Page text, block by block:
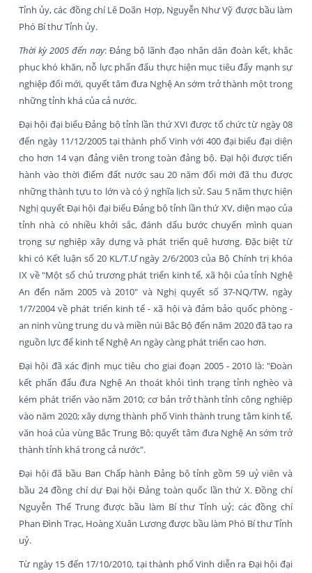
Tỉnh ủy, các đồng chí Lê Doãn Hợp, Nguyễn Như Vỹ được bầu làm
Phó Bí thư Tỉnh ủy.
Thời kỳ 2005 đến nay: Đảng bộ lãnh đạo nhân dân đoàn kết, khắc
phục khó khăn, nỗ lực phấn đấu thực hiện mục tiêu đẩy mạnh sự
nghiệp đổi mới, quyết tâm đưa Nghệ An sớm trở thành một trong
những tỉnh khá của cả nước.
Đại hội đại biểu Đảng bộ tỉnh lần thứ XVI được tổ chức từ ngày 08
đến ngày 11/12/2005 tại thành phố Vinh với 400 đại biểu đại diện
cho hơn 14 vạn đảng viên trong toàn đảng bộ. Đại hội được tiến
hành vào thời điểm đất nước sau 20 năm đổi mới đã thu được
những thành tựu to lớn và có ý nghĩa lịch sử. Sau 5 năm thực hiện
Nghị quyết Đại hội đại biểu Đảng bộ tỉnh lần thứ XV, diện mạo của
tỉnh nhà có nhiều khởi sắc, đánh dấu bước chuyển mình quan
trọng sự nghiệp xây dựng và phát triển quê hương. Đặc biệt từ
khi có Kết luận số 20 KL/T.Ư ngày 2/6/2003 của Bộ Chính trị khóa
IX về "Một số chủ trương phát triển kinh tế, xã hội của tỉnh Nghệ
An đến năm 2005 và 2010" và Nghị quyết số 37-NQ/TW, ngày
1/7/2004 về phát triển kinh tế - xã hội và đảm bảo quốc phòng -
an ninh vùng trung du và miền núi Bắc Bộ đến năm 2020 đã tạo ra
nguồn lực để kinh tế Nghệ An ngày càng phát triển cao hơn.
Đại hội đã xác định mục tiêu cho giai đoạn 2005 - 2010 là: "Đoàn
kết phấn đấu đưa Nghệ An thoát khỏi tình trạng tỉnh nghèo và
kém phát triển vào năm 2010; cơ bản trở thành tỉnh công nghiệp
vào năm 2020; xây dựng thành phố Vinh thành trung tâm kinh tế,
văn hoá của vùng Bắc Trung Bộ; quyết tâm đưa Nghệ An sớm trở
thành tỉnh khá trong cả nước".
Đại hội đã bầu Ban Chấp hành Đảng bộ tỉnh gồm 59 uỷ viên và
bầu 24 đồng chí dự Đại hội Đảng toàn quốc lần thứ X. Đồng chí
Nguyễn Thế Trung được bầu làm Bí thư Tỉnh uỷ; các đồng chí
Phan Đình Trạc, Hoàng Xuân Lương được bầu làm Phó Bí thư Tỉnh
uỷ.
Từ ngày 15 đến 17/10/2010, tại thành phố Vinh diễn ra Đại hội đại